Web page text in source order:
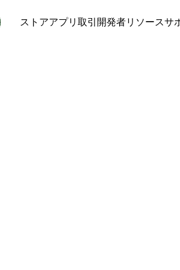
ストアアプリ 取引 開発者リソースサ